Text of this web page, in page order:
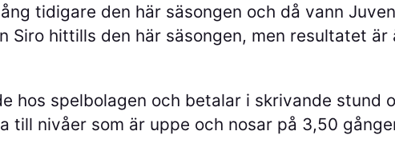
tidigare den här säsongen och då vann
Siro hittills den här säsongen, men resultatet
hos spelbolagen och betalar i skrivande stund
till nivåer som är uppe och nosar på 3,50